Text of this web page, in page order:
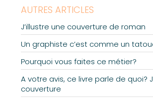
AUTRES ARTICLES
J’illustre une couverture de roman
Un graphiste c’est comme un
Pourquoi vous faites ce métier?
A votre avis, ce livre parle de quoi?
couverture